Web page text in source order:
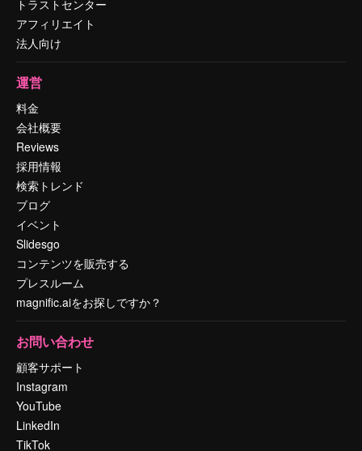
トラストセンター
アフィリエイト
法人向け
運営
料金
会社概要
Reviews
採用情報
検索トレンド
ブログ
イベント
Slidesgo
コンテンツを販売する
プレスルーム
magnific.aiをお探しですか？
お問い合わせ
顧客サポート
Instagram
YouTube
LinkedIn
TikTok